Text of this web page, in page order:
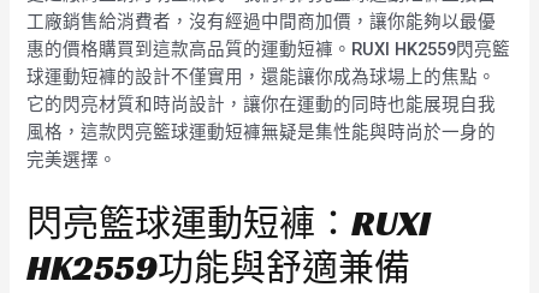
工廠銷售給消費者，沒有經過中間商加價，讓你能夠以最優
惠的價格購買到這款高品質的運動短褲。RUXI HK2559閃亮籃
球運動短褲的設計不僅實用，還能讓你成為球場上的焦點。
它的閃亮材質和時尚設計，讓你在運動的同時也能展現自我
風格，這款閃亮籃球運動短褲無疑是集性能與時尚於一身的
完美選擇。
閃亮籃球運動短褲：RUXI
HK2559功能與舒適兼備